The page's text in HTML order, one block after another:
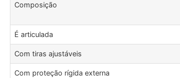
Composição
É articulada
Com tiras ajustáveis
Com proteção rígida externa